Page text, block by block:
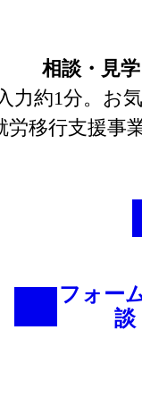
相談・見
力約1分。 お
労移行支援事
フォー
談